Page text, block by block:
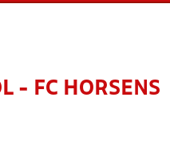
- FC HORSENS